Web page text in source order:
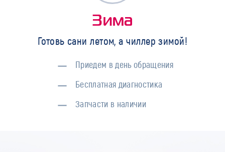
Зима
Готовь сани летом, а чиллер зимой!
Приедем в день обращения
Бесплатная диагностика
Запчасти в наличии